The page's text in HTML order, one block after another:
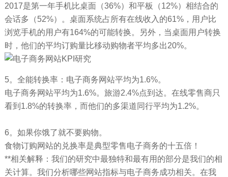
2017是第一年手机比桌面（36%）和平板（12%）相结合的
会话多（52%）。桌面系统占所有在线收入的61%，用户比
浏览手机的用户有164%的可能转换。另外，当桌面用户转换
时，他们的平均订购量比移动购物者平均多出20%。
5。全能转换率：电子商务网站平均为1.6%。
电子商务网站平均为1.6%。旅游2.4%点到达。在线零售商只
看到1.8%的转换率，而他们的多渠道同行平均为1.2%。
6。如果你饿了就不要购物。
食物订购网站的兑换率是典型零售电子商务的十五倍！
**相关解释：我们的研究中最独特和最有用的部分是我们的相
关计算。我们分析哪些网站指标与电子商务成功相关。在我